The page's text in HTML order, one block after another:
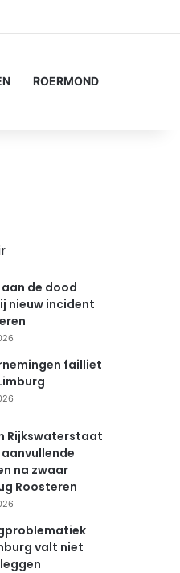
ROERMOND
de dood
nieuw incident
failliet
Rijkswaterstaat
na zwaar
Roosteren
valt niet